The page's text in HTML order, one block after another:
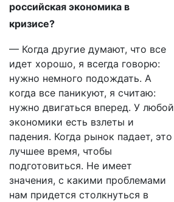
российская экономика в
кризисе?
— Когда другие думают, что все
идет хорошо, я всегда говорю:
нужно немного подождать. А
когда все паникуют, я считаю:
нужно двигаться вперед. У любой
экономики есть взлеты и
падения. Когда рынок падает, это
лучшее время, чтобы
подготовиться. Не имеет
значения, с какими проблемами
нам придется столкнуться в